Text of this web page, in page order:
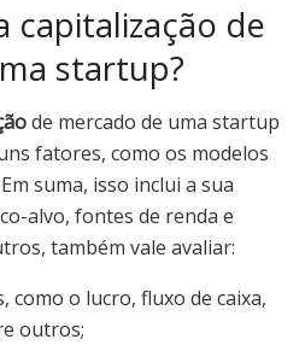
capitalização de
startup?
de mercado de uma startup
fatores, como os modelos
suma, isso inclui a sua
alvo, fontes de renda e
também vale avaliar:
como o lucro, fluxo de caixa,
outros;